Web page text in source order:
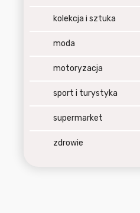
kolekcja i sztuka
moda
motoryzacja
sport i turystyka
supermarket
zdrowie